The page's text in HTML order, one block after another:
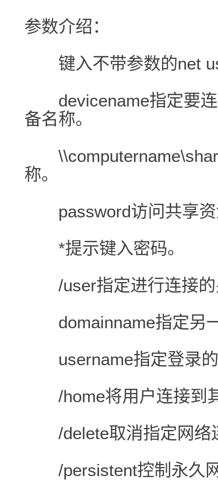
参数介绍：
键入不带参数的net
devicename指定要连
备名称。
称。
password访问共享资
*提示键入密码。
/user指定进行连接的
domainname指定另
username指定登录的
/home将用户连接到
/delete取消指定网络
/persistent控制永久